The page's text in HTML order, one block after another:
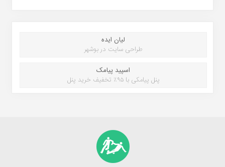
لیان ایده
طراحی سایت در بوشهر
اسپید پیامک
پنل پیامکی با ۹۵٪ تخفیف خرید پنل